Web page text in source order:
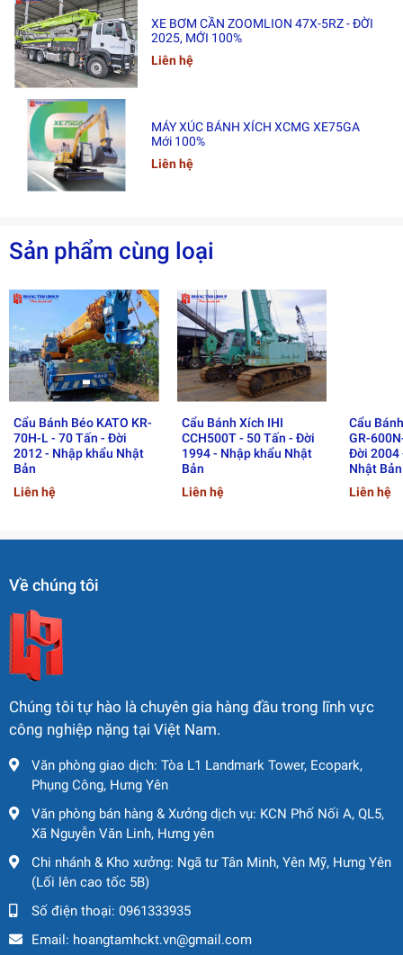
Ưu điểm nổi bật
Khả năng làm việc linh hoạt
nhờ hệ thống bánh xích chắc chắn.
Vận hành ổn định, an toàn, dễ bảo trì và thay thế phụ
tùng.
Thiết kế hiện đại
Tiết kiệm chi phí vận hành
Cẩu bánh xích Kobelco 7055 được sử dụng phổ biến trong:
Lắp dựng kết cấu thép, bê tông tiền chế
Nâng hạ thiết bị cơ khí nặng
Dự án xây dựng nhà máy, công trình công nghiệp
Các công trình thi công ngoài trời, mặt bằng yếu
Tại sao chọn Hoàng Tâm
Group?
Hoàng Tâm Group tự hào là đơn vị cung cấp và cho thuê
tranh và dịch vụ hậu mãi tận tâm. Chúng tôi cam kết:
Máy móc chất lượng, bảo dưỡng định kỳ
Dịch vụ vận chuyển tận nơi
Hợp đồng rõ ràng, linh hoạt theo nhu cầu
XE BƠM CẦN ZOOMLION 47X-5RZ - ĐỜI
2025, MỚI 100%
Liên hệ
MÁY XÚC BÁNH XÍCH XCMG XE75GA
Mới 100%
Liên hệ
Sản phẩm cùng loại
Cẩu Bánh Béo KATO KR-
70H-L - 70 Tấn - Đời
2012 - Nhập khẩu Nhật
Bản
Liên hệ
Cẩu Bánh Xích IHI
CCH500T - 50 Tấn - Đời
1994 - Nhập khẩu Nhật
Bản
Liên hệ
Cẩu
GR-
Đời 2004
Nhật Bản
Liên hệ
Về chúng tôi
Chúng tôi tự hào là chuyên gia hàng đầu trong lĩnh vực
công nghiệp nặng tại Việt Nam.
Văn phòng giao dịch: Tòa L1 Landmark Tower, Ecopark,
Phụng Công, Hưng Yên
Văn phòng bán hàng & Xưởng dịch vụ: KCN Phố Nối A, QL5,
Xã Nguyễn Văn Linh, Hưng yên
Chi nhánh & Kho xưởng: Ngã tư Tân Minh, Yên Mỹ, Hưng Yên
(Lối lên cao tốc 5B)
Số điện thoại: 0961333935
Email: hoangtamhckt.vn@gmail.com